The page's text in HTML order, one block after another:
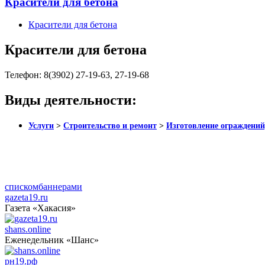
Красители для бетона
Красители для бетона
Телефон: 8(3902) 27-19-63, 27-19-68
Виды деятельности:
Услуги > Строительство и ремонт > Изготовление
спискомбаннерами
gazeta19.ru
Газета «Хакасия»
shans.online
Еженедельник «Шанс»
рн19.рф